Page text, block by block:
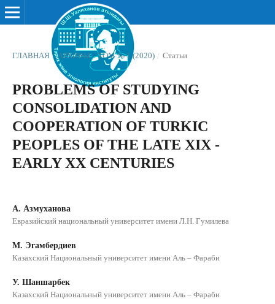
ГЛАВНАЯ / АРХИВЫ / ТОМ № 1 (2020) / Статьи
PROBLEMS OF STUDYING
CONSOLIDATION AND
COOPERATION OF TURKIC
PEOPLES OF THE LATE XIX -
EARLY XX CENTURIES
А. Азмуханова
Евразийский национальный университет имени Л.Н. Гумилева
М. Эгамбердиев
Казахский Национальный университет имени Аль – Фараби
У. Шаншарбек
Казахский Национальный университет имени Аль – Фараби